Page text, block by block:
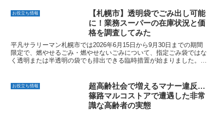
お役立ち情報
【札幌市】透明袋でごみ出し可能
に！業務スーパーの在庫状況と価
格を調査してみた
平凡サラリーマン札幌市では2026年6月15日から9月30日までの期間
限定で、燃やせるごみ・燃やせないごみについて、指定ごみ袋ではな
く透明または半透明の袋でも排出できる臨時措置が始まりました。指
お役立ち情報
超高齢社会で増えるマナー違反…
篠路マルコストアで遭遇した非常
識な高齢者の実態